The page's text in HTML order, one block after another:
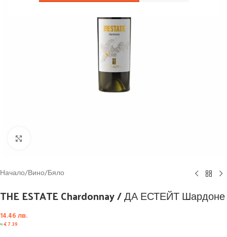
Начало/Вино/Бяло
THE ESTATE Chardonnay / ДА ЕСТЕЙТ Шардоне
14.46 лв.
≈€7.39